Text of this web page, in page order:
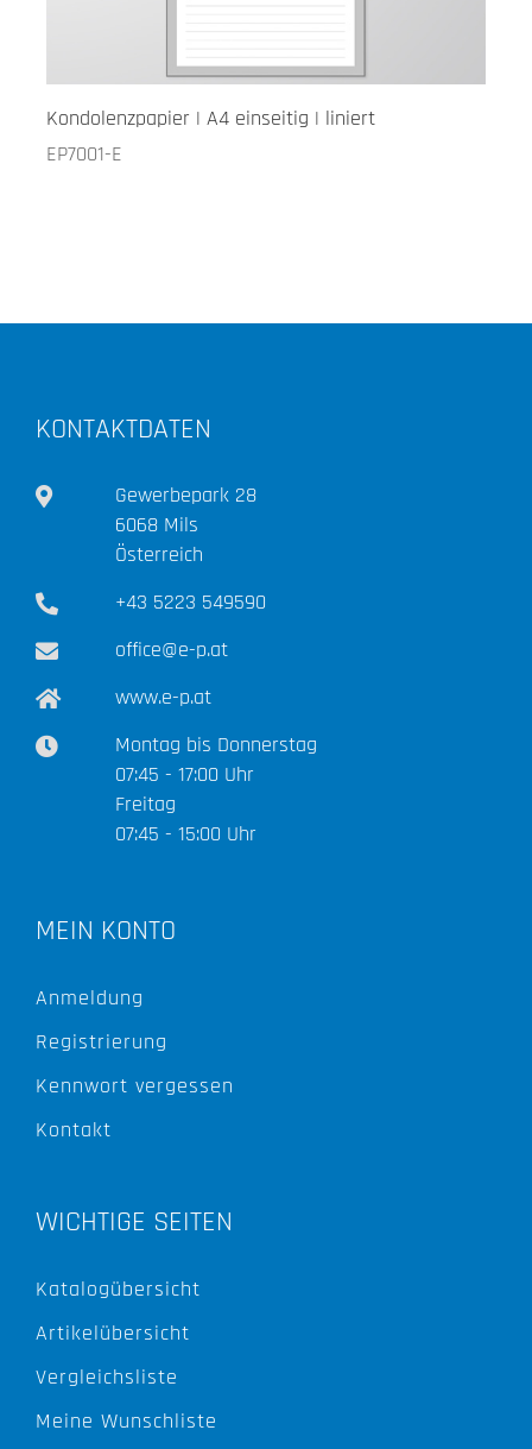
Kondolenzpapier | A4 einseitig | liniert
EP7001-E
KONTAKTDATEN
Gewerbepark 28
6068 Mils
Österreich
+43 5223 549590
office@e-p.at
www.e-p.at
Montag bis Donnerstag
07:45 - 17:00 Uhr
Freitag
07:45 - 15:00 Uhr
MEIN KONTO
Anmeldung
Registrierung
Kennwort vergessen
Kontakt
WICHTIGE SEITEN
Katalogübersicht
Artikelübersicht
Vergleichsliste
Meine Wunschliste